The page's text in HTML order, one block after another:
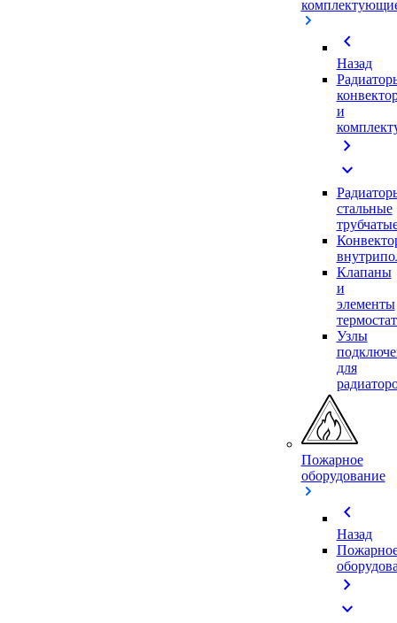
chevron_left
Назад
и
chevron_right
expand_more
стальные
Клапаны
и
элементы
Узлы
для
Пожарное
оборудование
chevron_left
Назад
chevron_right
expand_more